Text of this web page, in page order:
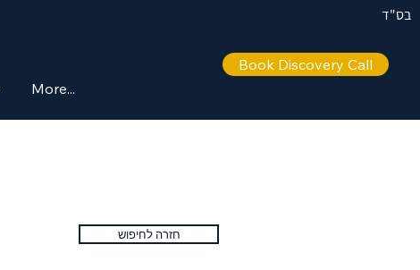
בס"ד
More...
Book Discovery Call
חזרה לחיפוש